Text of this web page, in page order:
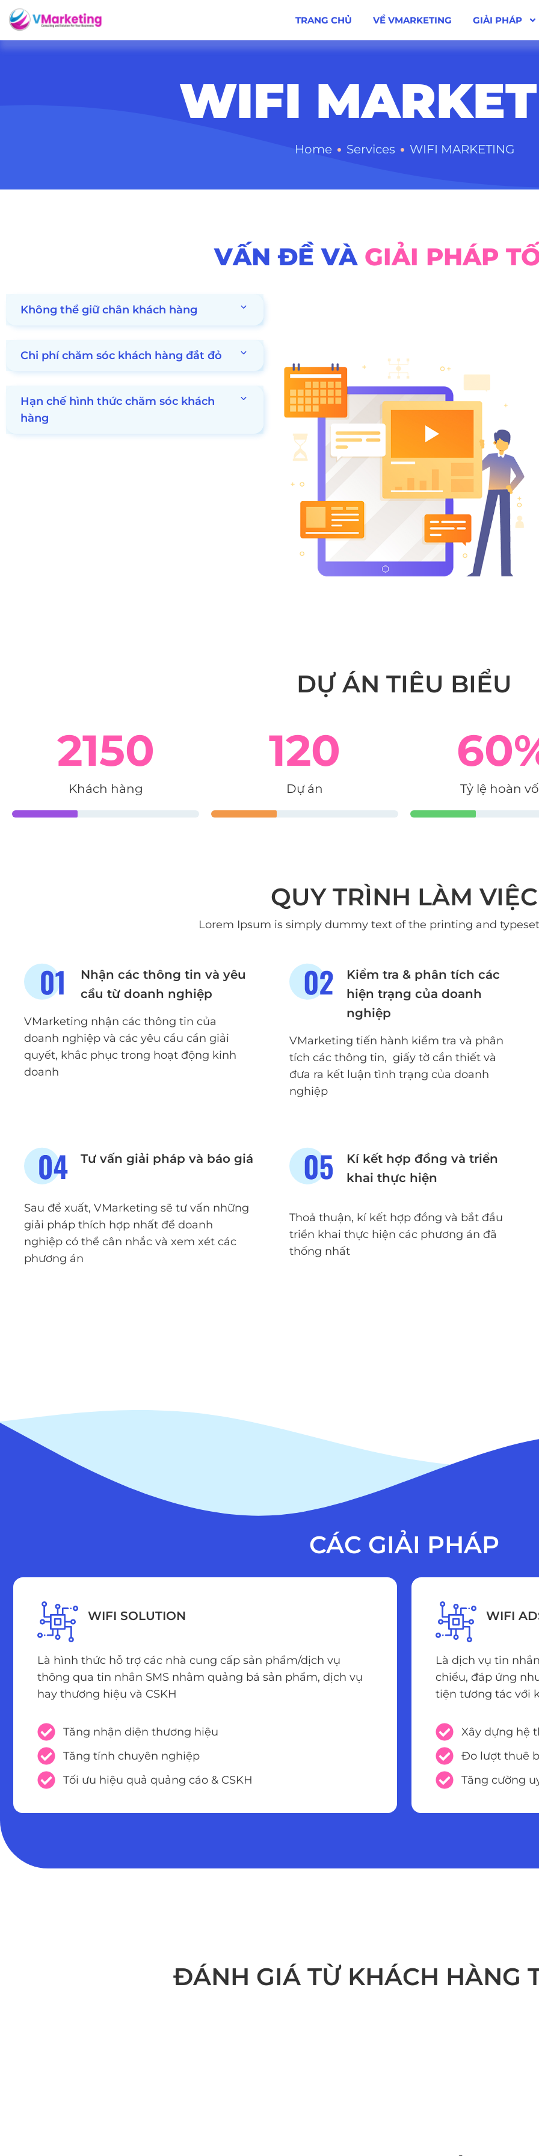
TRANG CHỦ VỀ VMARKETING GIẢI PHÁP
WIFI
Home • Services • WIFI MARKETING
VẤN ĐỀ VÀ GIẢI PHÁP
Không thể giữ chân khách hàng
Chi phí chăm sóc khách hàng đắt đỏ
Hạn chế hình thức chăm sóc khách
hàng
DỰ ÁN TIÊU BIỂU
Khách hàng
2150
Dự án
120
Tỷ lệ hoàn
60
QUY TRÌNH LÀM VIỆC
Lorem Ipsum is simply dummy text of the printing and
Nhận các thông tin và yêu
cầu từ doanh nghiệp
VMarketing nhận các thông tin của
doanh nghiệp và các yêu cầu cần giải
quyết, khắc phục trong hoạt động kinh
doanh
Kiểm tra & phân tích các
hiện trạng của doanh
nghiệp
VMarketing tiến hành kiểm tra và phân
tích các thông tin, giấy tờ cần thiết và
đưa ra kết luận tình trạng của doanh
nghiệp
Tư vấn giải pháp và báo giá
Sau đề xuất, VMarketing sẽ tư vấn những
giải pháp thích hợp nhất để doanh
nghiệp có thể cân nhắc và xem xét các
phương án
Kí kết hợp đồng và triển
khai thực hiện
Thoả thuận, kí kết hợp đồng và bắt đầu
triển khai thực hiện các phương án đã
thống nhất
CÁC GIẢI PHÁP
WIFI SOLUTION
Là hình thức hỗ trợ các nhà cung cấp sản phẩm/dịch vụ
thông qua tin nhắn SMS nhằm quảng bá sản phẩm, dịch vụ
hay thương hiệu và CSKH
Tăng nhận diện thương hiệu
Tăng tính chuyên nghiệp
Tối ưu hiệu quả quảng cáo & CSKH
WIFI
Là dịch vụ tin
chiều, đáp ứng
tiện tương tác với
Xây dựng hệ
Đo lượt thuê
Tăng cường
ĐÁNH GIÁ TỪ KHÁCH HÀNG